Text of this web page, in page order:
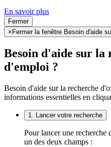
En savoir plus
Fermer
×Fermer la fenêtre Besoin d'aide
Besoin d'aide sur la
d'emploi ?
Besoin d'aide sur la recherche
informations essentielles en
1. Lancer votre recherche
Pour lancer une recherche
un des deux champs :